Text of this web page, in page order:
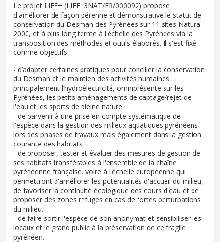
Le projet LIFE+ (LIFE13NAT/FR/000092) propose
d'améliorer de façon pérenne et démonstrative le statut de
conservation du Desman des Pyrénées sur 11 sites Natura
2000, et à plus long terme à l'échelle des Pyrénées via la
transposition des méthodes et outils élaborés. Il s'est fixé
comme objectifs :
- d’adapter certaines pratiques pour concilier la conservation
du Desman et le maintien des activités humaines :
principalement l’hydroélectricité, omniprésente sur les
Pyrénées, les petits aménagements de captage/rejet de
l'eau et les sports de pleine nature.
- de parvenir à une prise en compte systématique de
l'espèce dans la gestion des milieux aquatiques pyrénéens
lors des phases de travaux mais également dans la gestion
courante des habitats.
- de proposer, tester et évaluer des mesures de gestion de
ses habitats transférables à l'ensemble de la chaîne
pyrénéenne française, voire à l'échelle européenne qui
permettront d'améliorer les potentialités d'accueil du milieu,
de favoriser la continuité écologique des cours d'eau et de
proposer des zones refuges en cas de fortes perturbations
du milieu.
- de faire sortir l'espèce de son anonymat et sensibiliser les
locaux et le grand public à la préservation de ce fragile
pyrénéen.